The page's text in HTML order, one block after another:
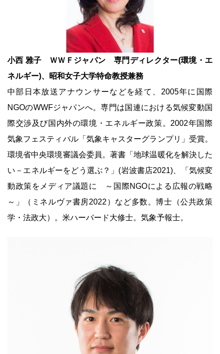
小西 雅子 ＷＷＦジャパン 専門ディレクター(環境・エ
ネルギー)、昭和女子大学特命教授兼務
中部日本放送アナウンサーなどを経て、2005年に国際
NGOのWWFジャパンへ。専門は国連における気候変動国
際交渉及び国内外の環境・エネルギー政策。2002年国際
気象フェスティバル「気象キャスターグランプリ」受賞。
環境省中央環境審議会委員。著書「地球温暖化を解決した
い－エネルギーをどう選ぶ？」(岩波書店2021)、「気候変
動政策をメディア議題に ～国際NGOによる広報の戦略
～」（ミネルヴァ書房2022）など多数。博士（公共政策
学・法政大）。米ハーバード大修士。気象予報士。